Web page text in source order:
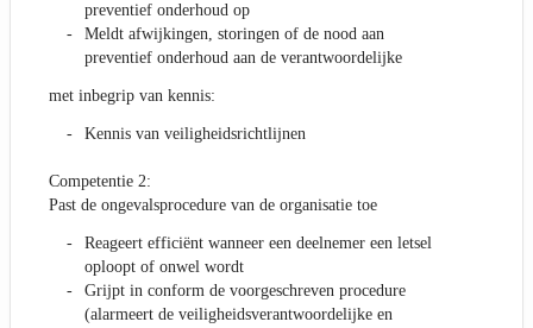
preventief onderhoud op
Meldt afwijkingen, storingen of de nood aan
preventief onderhoud aan de verantwoordelijke
met inbegrip van kennis:
Kennis van veiligheidsrichtlijnen
Competentie 2:
Past de ongevalsprocedure van de organisatie toe
Reageert efficiënt wanneer een deelnemer een letsel
oploopt of onwel wordt
Grijpt in conform de voorgeschreven procedure
(alarmeert de veiligheidsverantwoordelijke en